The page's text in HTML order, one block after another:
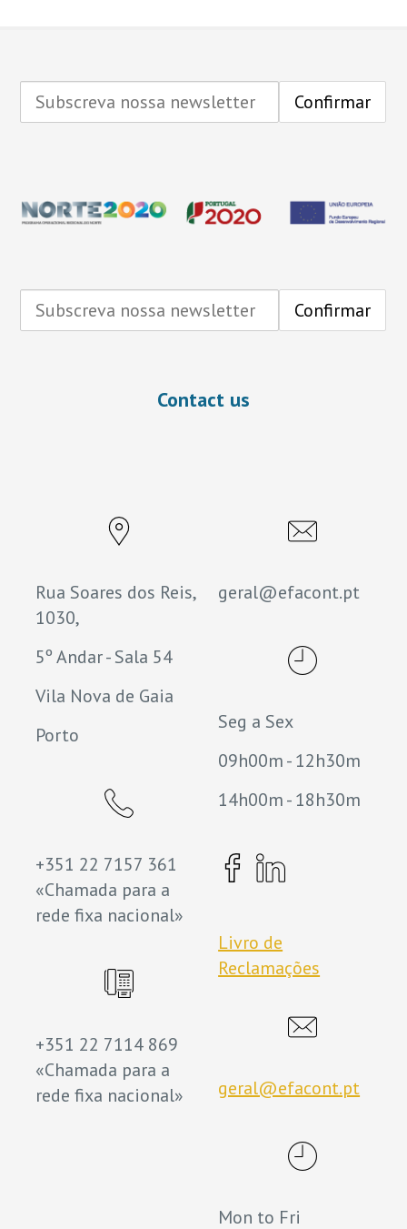
Contact us
Rua Soares dos Reis,
1030,
5º Andar - Sala 54
Vila Nova de Gaia
Porto
+351 22 7157 361
«Chamada para a
rede fixa nacional»
+351 22 7114 869
«Chamada para a
rede fixa nacional»
geral@efacont.pt
Seg a Sex
09h00m - 12h30m
14h00m - 18h30m
Livro de
Reclamações
geral@efacont.pt
Mon to Fri